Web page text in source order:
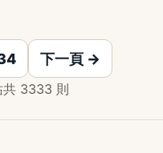
下一頁 →
共 3333 則